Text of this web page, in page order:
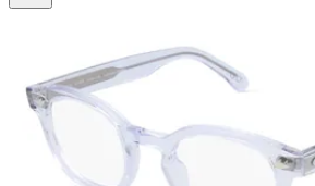
Sternen.